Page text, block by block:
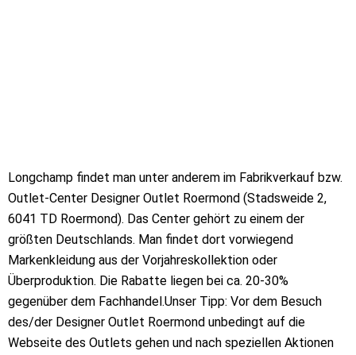
Longchamp findet man unter anderem im Fabrikverkauf bzw.
Outlet-Center Designer Outlet Roermond (Stadsweide 2,
6041 TD Roermond). Das Center gehört zu einem der
größten Deutschlands. Man findet dort vorwiegend
Markenkleidung aus der Vorjahreskollektion oder
Überproduktion. Die Rabatte liegen bei ca. 20-30%
gegenüber dem Fachhandel.Unser Tipp: Vor dem Besuch
des/der Designer Outlet Roermond unbedingt auf die
Webseite des Outlets gehen und nach speziellen Aktionen